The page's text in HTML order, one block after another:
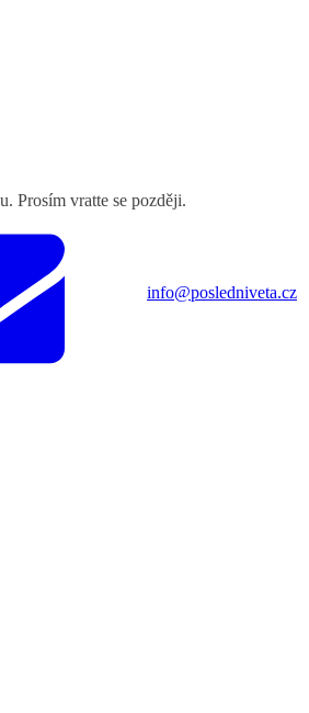
Prosím vratte se později.
info@posledniveta.cz